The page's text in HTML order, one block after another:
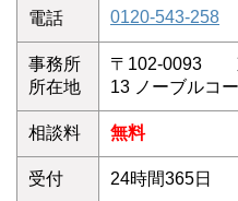
電話 0120-543-258
事務所
所在地
〒102-0093
13 ノーブルコ
相談料 無料
受付 24時間365日